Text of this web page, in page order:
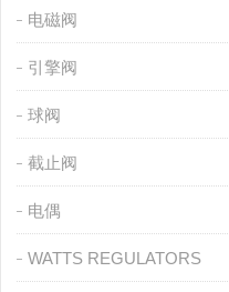
电磁阀
引擎阀
球阀
截止阀
电偶
WATTS REGULATORS